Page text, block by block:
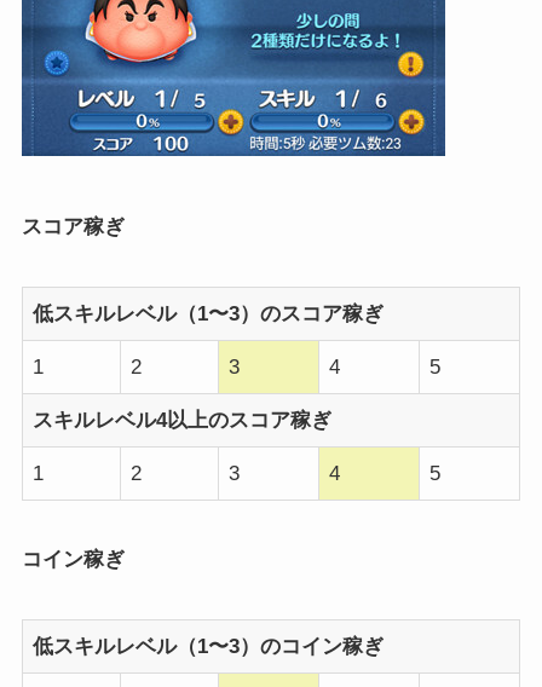
スコア稼ぎ
低スキルレベル（1〜3）のスコア稼ぎ
1 2 3 4 5
スキルレベル4以上のスコア稼ぎ
1 2 3 4 5
コイン稼ぎ
低スキルレベル（1〜3）のコイン稼ぎ